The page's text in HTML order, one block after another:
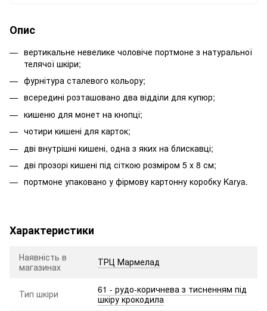
Опис
вертикальне невелике чоловіче портмоне з натуральної
телячої шкіри;
фурнітура сталевого кольору;
всередині розташовано два відділи для купюр;
кишеню для монет на кнопці;
чотири кишені для карток;
дві внутрішні кишені, одна з яких на блискавці;
дві прозорі кишені під сіткою розміром 5 х 8 см;
портмоне упаковано у фірмову картонну коробку Karya.
Характеристики
Наявність в
магазинах
ТРЦ Мармелад
Тип шкіри
61 - рудо-коричнева з тисненням під
шкіру крокодила